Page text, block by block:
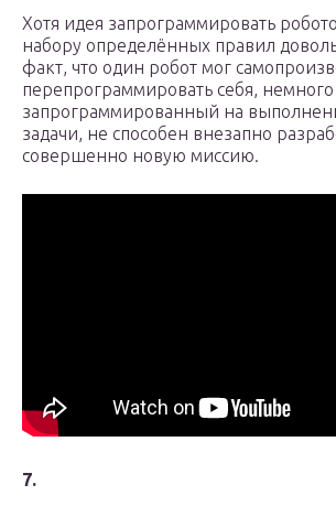
Хотя идея запрограммировать
набору определённых правил
факт, что один робот мог
перепрограммировать себя,
запрограммированный на
задачи, не способен внезапно
совершенно новую миссию.
7.